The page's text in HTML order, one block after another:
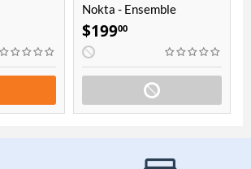
Nokta - Ensemble
d'accessoires d'Aventure
$19900